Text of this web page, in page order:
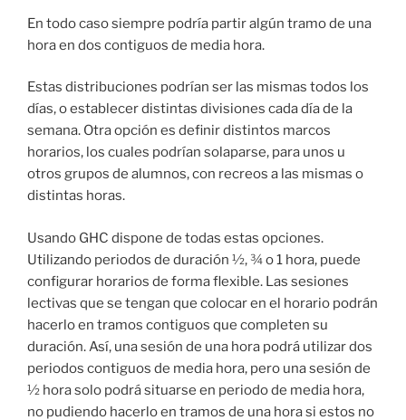
En todo caso siempre podría partir algún tramo de una
hora en dos contiguos de media hora.
Estas distribuciones podrían ser las mismas todos los
días, o establecer distintas divisiones cada día de la
semana. Otra opción es definir distintos marcos
horarios, los cuales podrían solaparse, para unos u
otros grupos de alumnos, con recreos a las mismas o
distintas horas.
Usando GHC dispone de todas estas opciones.
Utilizando periodos de duración ½, ¾ o 1 hora, puede
configurar horarios de forma flexible. Las sesiones
lectivas que se tengan que colocar en el horario podrán
hacerlo en tramos contiguos que completen su
duración. Así, una sesión de una hora podrá utilizar dos
periodos contiguos de media hora, pero una sesión de
½ hora solo podrá situarse en periodo de media hora,
no pudiendo hacerlo en tramos de una hora si estos no